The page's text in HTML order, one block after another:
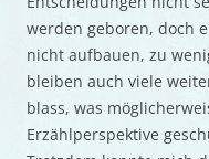
werden geboren, doch
nicht aufbauen, zu
bleiben auch viele
blass, was
Erzählperspektive